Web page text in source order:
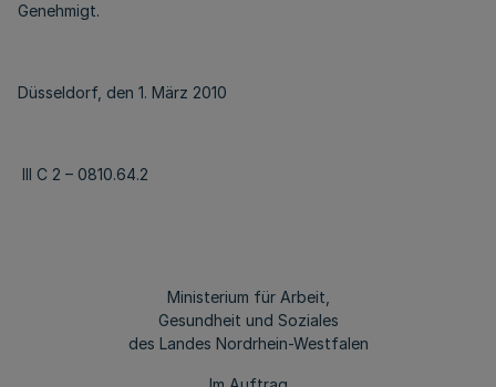
Genehmigt.
Düsseldorf, den 1. März 2010
III C 2 – 0810.64.2
Ministerium für Arbeit,
Gesundheit und Soziales
des Landes Nordrhein-Westfalen